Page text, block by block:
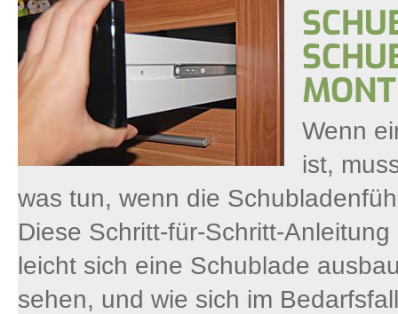
Wenn
ist,
was tun, wenn die
Diese Schritt-für-Schritt-
leicht sich eine Schublade
sehen, und wie sich im